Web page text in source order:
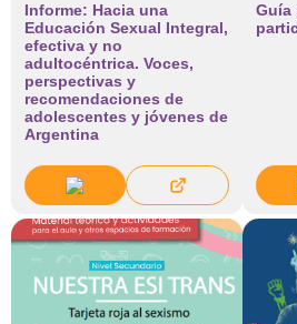
Informe: Hacia una
Educación Sexual Integral,
efectiva y no
adultocéntrica. Voces,
perspectivas y
recomendaciones de
adolescentes y jóvenes de
Argentina
Guía